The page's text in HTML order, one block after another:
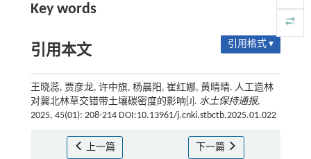
Key words
引用本文 引用格式 ▾
王晓蕊, 贾彦龙, 许中旗, 杨晨阳, 崔红娜, 黄晴晴. 人工造林
对冀北林草交错带土壤碳密度的影响[J]. 水土保持通报,
2025, 45(01): 208-214 DOI:10.13961/j.cnki.stbctb.2025.01.022
上一篇 下一篇